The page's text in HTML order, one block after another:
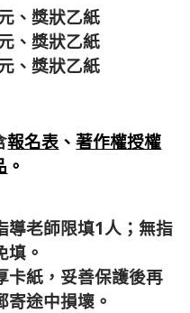
、獎狀乙紙
、獎狀乙紙
、獎狀乙紙
報名表 、著作權授權
。
導老師限填1人；無指
填。
卡紙，妥善保護後再
寄途中損壞。